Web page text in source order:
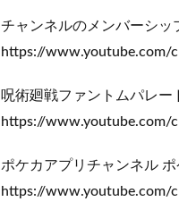
チャンネルのメンバーシッ
https://www.youtube.com/
呪術廻戦ファントムパレー
https://www.youtube.com/
ポケカアプリチャンネル ポ
https://www.youtube.com/